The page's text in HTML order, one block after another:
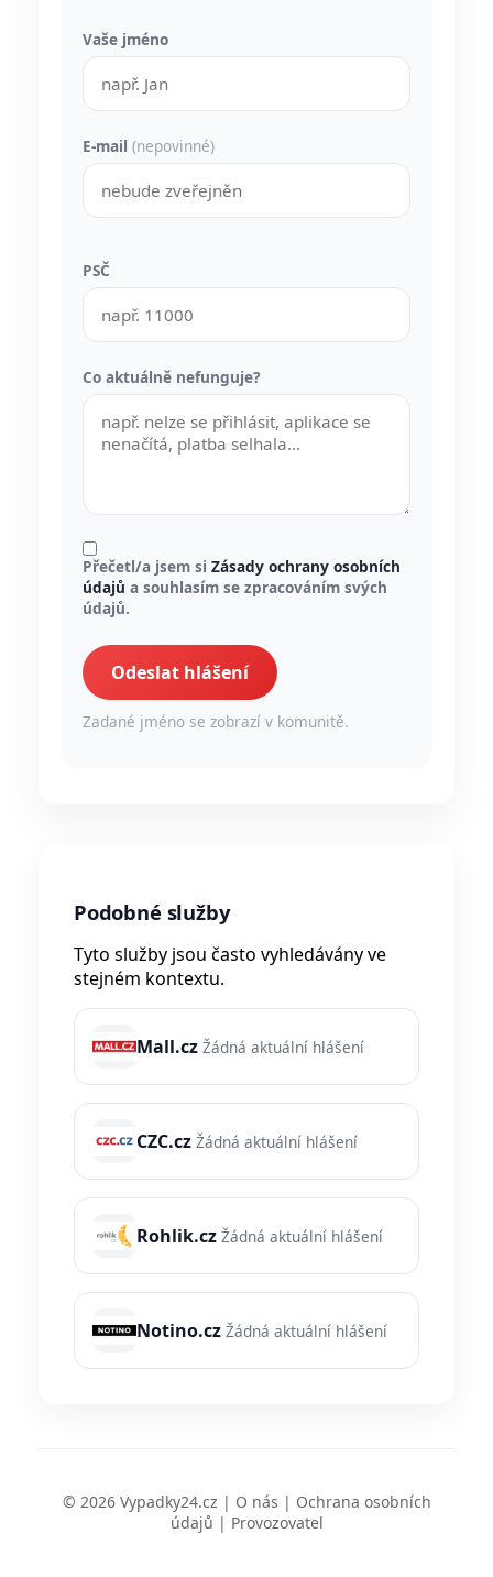
Vaše jméno
E-mail (nepovinné)
PSČ
Co aktuálně nefunguje?
Přečetl/a jsem si Zásady ochrany osobních
údajů a souhlasím se zpracováním svých
údajů.
Odeslat hlášení
Zadané jméno se zobrazí v komunitě.
Podobné služby
Tyto služby jsou často vyhledávány ve
stejném kontextu.
Mall.cz Žádná aktuální hlášení
CZC.cz Žádná aktuální hlášení
Rohlik.cz Žádná aktuální hlášení
Notino.cz Žádná aktuální hlášení
© 2026 Vypadky24.cz | O nás | Ochrana osobních
údajů | Provozovatel